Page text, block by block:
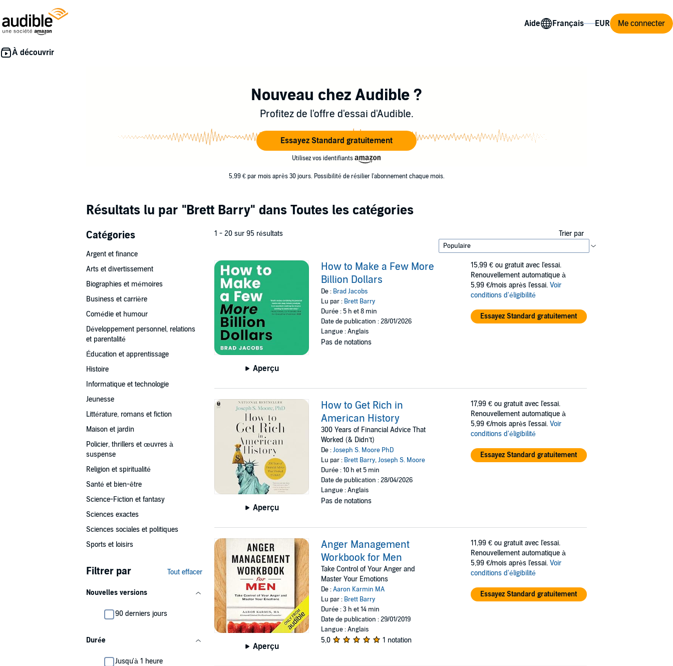
Aide Me connecter
Nouveau chez Audible ?
Profitez de l'offre d'essai d'Audible.
Essayez Standard gratuitement
Utilisez vos identifiants
5,99 € par mois après 30 jours. Possibilité de résilier l'abonnement chaque mois.
Résultats lu par "Brett Barry" dans Toutes les catégories
Catégories
Argent et finance
Arts et divertissement
Biographies et mémoires
Business et carrière
Comédie et humour
Développement personnel, relations
et parentalité
Éducation et apprentissage
Histoire
Informatique et technologie
Jeunesse
Littérature, romans et fiction
Maison et jardin
Policier, thrillers et œuvres à
suspense
Religion et spiritualité
Santé et bien-être
Science-Fiction et fantasy
Sciences exactes
Sciences sociales et politiques
Sports et loisirs
Filtrer par Tout effacer
Nouvelles versions
90 derniers jours
Durée
Jusqu'à 1 heure
1 - 20 sur 95 résultats Trier par
Aperçu
How to Make a Few More
Billion Dollars
De : Brad Jacobs
Lu par : Brett Barry
Durée : 5 h et 8 min
Date de publication : 28/01/2026
Langue : Anglais
Pas de notations
15,99 € ou gratuit avec l'essai.
Renouvellement automatique à
5,99 €/mois après l'essai. Voir
conditions d'éligibilité
Essayez Standard gratuitement
Aperçu
How to Get Rich in
American History
300 Years of Financial Advice That
Worked (& Didn’t)
De :Joseph S. Moore PhD
Lu par : Brett Barry,Joseph S. Moore
Durée : 10 h et 5 min
Date de publication : 28/04/2026
Langue : Anglais
Pas de notations
17,99 € ou gratuit avec l'essai.
Renouvellement automatique à
5,99 €/mois après l'essai. Voir
conditions d'éligibilité
Essayez Standard gratuitement
Aperçu
Anger Management
Workbook for Men
Take Control of Your Anger and
Master Your Emotions
De :Aaron Karmin MA
Lu par : Brett Barry
Durée : 3 h et 14 min
Date de publication : 29/01/2019
Langue : Anglais
5,0 1 notation
11,99 € ou gratuit avec l'essai.
Renouvellement automatique à
5,99 €/mois après l'essai. Voir
conditions d'éligibilité
Essayez Standard gratuitement